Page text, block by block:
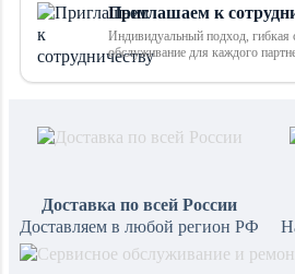
Приглашаем к
Индивидуальный подход, гибкая
обслуживание для каждого
Доставка по всей России
Доставляем в любой регион РФ